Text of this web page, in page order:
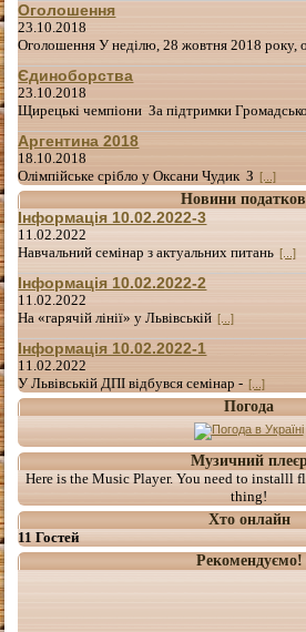
Оголошення
23.10.2018
Оголошення У неділю, 28 жовтня 2018 року, о
Єдиноборства
23.10.2018
Щирецькі чемпіони За підтримки
Аргентина 2018
18.10.2018
Олімпійське срібло у Оксани Чудик З
[...]
Новини
Інформація 10.02.2022-3
11.02.2022
Навчальний семінар з актуальних питань [...]
Інформація 10.02.2022-2
11.02.2022
На «гарячій лінії» у Львівській [...]
Інформація 10.02.2022-1
11.02.2022
У Львівській ДПІ відбувся семінар - [...]
Погода
Музичний
Here is the Music Player. You need to installl
thing!
Хто онлайн
11 Гостей
Рекомендуємо!